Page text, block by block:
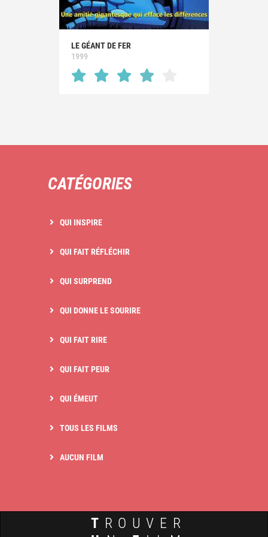
LE GÉANT DE FER
1999
CATÉGORIES
QUI INSPIRE
QUI FAIT RÉFLÉCHIR
QUI SURPREND
QUI DONNE LE SOURIRE
QUI FAIT RIRE
QUI FAIT PEUR
QUI ÉMEUT
TOUS LES FILMS
AUCUN FILM
T ROUVER